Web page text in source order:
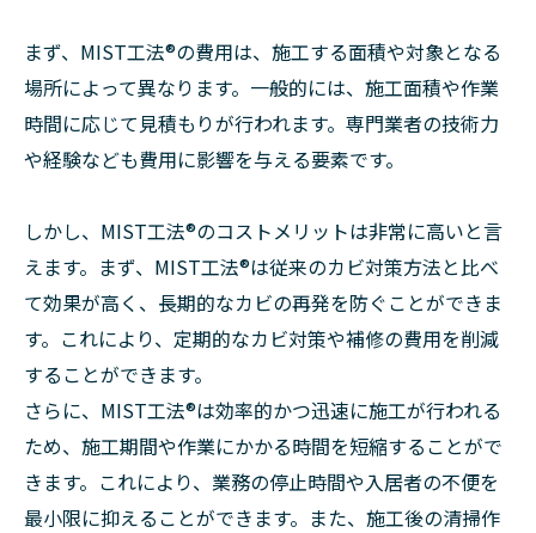
まず、MIST工法®︎の費用は、施工する面積や対象となる
場所によって異なります。一般的には、施工面積や作業
時間に応じて見積もりが行われます。専門業者の技術力
や経験なども費用に影響を与える要素です。
しかし、MIST工法®︎のコストメリットは非常に高いと言
えます。まず、MIST工法®︎は従来のカビ対策方法と比べ
て効果が高く、長期的なカビの再発を防ぐことができま
す。これにより、定期的なカビ対策や補修の費用を削減
することができます。
さらに、MIST工法®︎は効率的かつ迅速に施工が行われる
ため、施工期間や作業にかかる時間を短縮することがで
きます。これにより、業務の停止時間や入居者の不便を
最小限に抑えることができます。また、施工後の清掃作